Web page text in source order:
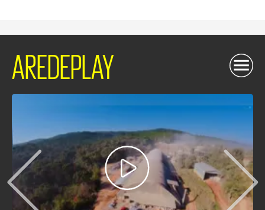
AREDEPLAY